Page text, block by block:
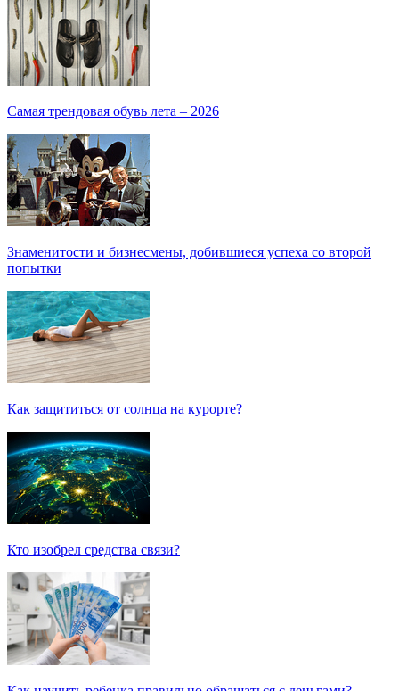
Самая трендовая обувь лета – 2026
Знаменитости и бизнесмены, добившиеся успеха со второй
попытки
Как защититься от солнца на курорте?
Кто изобрел средства связи?